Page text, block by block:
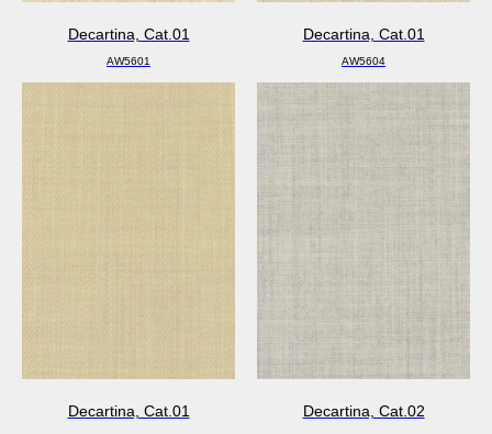
Decartina, Cat.01
AW5601
Decartina, Cat.01
AW5604
Decartina, Cat.01 Decartina, Cat.02